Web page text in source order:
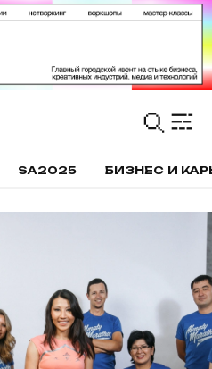
SA2025 БИЗНЕС И